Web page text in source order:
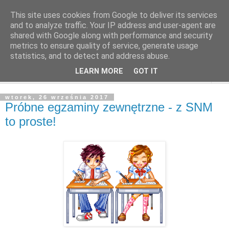
wtorek, 26 września 2017
Próbne egzaminy zewnętrzne - z SNM
to proste!
This site uses cookies from Google to deliver its services
and to analyze traffic. Your IP address and user-agent are
shared with Google along with performance and security
metrics to ensure quality of service, generate usage
statistics, and to detect and address abuse.
LEARN MORE GOT IT